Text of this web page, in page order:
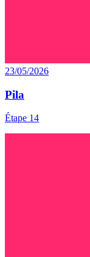
23/05/2026
Pila
Étape 14